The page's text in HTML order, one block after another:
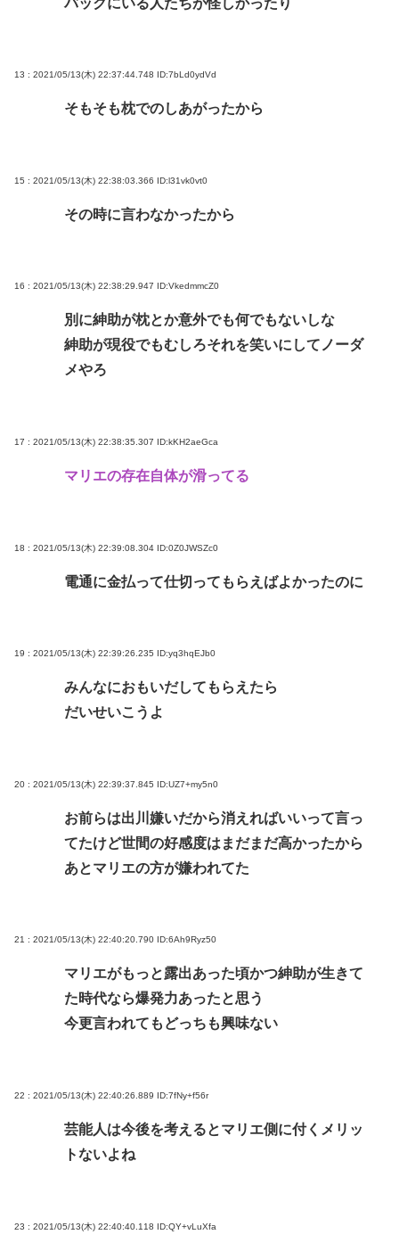
13 : 2021/05/13(木) 22:37:44.748 ID:7bLd0ydVd
そもそも枕でのしあがったから
15 : 2021/05/13(木) 22:38:03.366 ID:l31vk0vt0
その時に言わなかったから
16 : 2021/05/13(木) 22:38:29.947 ID:VkedmmcZ0
別に紳助が枕とか意外でも何でもないしな
紳助が現役でもむしろそれを笑いにしてノーダ
メやろ
17 : 2021/05/13(木) 22:38:35.307 ID:kKH2aeGca
マリエの存在自体が滑ってる
18 : 2021/05/13(木) 22:39:08.304 ID:0Z0JWSZc0
電通に金払って仕切ってもらえばよかったのに
19 : 2021/05/13(木) 22:39:26.235 ID:yq3hqEJb0
みんなにおもいだしてもらえたら
だいせいこうよ
20 : 2021/05/13(木) 22:39:37.845 ID:UZ7+my5n0
お前らは出川嫌いだから消えればいいって言っ
てたけど世間の好感度はまだまだ高かったから
あとマリエの方が嫌われてた
21 : 2021/05/13(木) 22:40:20.790 ID:6Ah9Ryz50
マリエがもっと露出あった頃かつ紳助が生きて
た時代なら爆発力あったと思う
今更言われてもどっちも興味ない
22 : 2021/05/13(木) 22:40:26.889 ID:7fNy+f56r
芸能人は今後を考えるとマリエ側に付くメリッ
トないよね
23 : 2021/05/13(木) 22:40:40.118 ID:QY+vLuXfa